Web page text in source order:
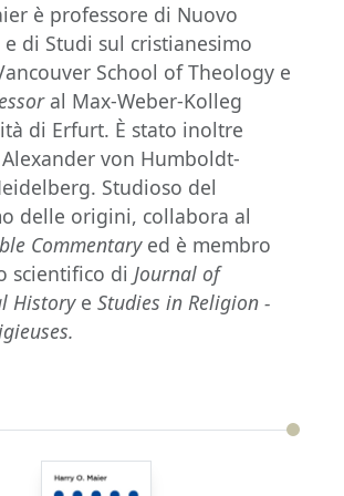
è professore di Nuovo
e di Studi sul cristianesimo
School of Theology e
al Max-Weber-Kolleg
di Erfurt. È stato inoltre
von Humboldt-
Studioso del
delle origini, collabora al
Commentary ed è membro
scientifico di Journal of
Historye Studies in Religion -